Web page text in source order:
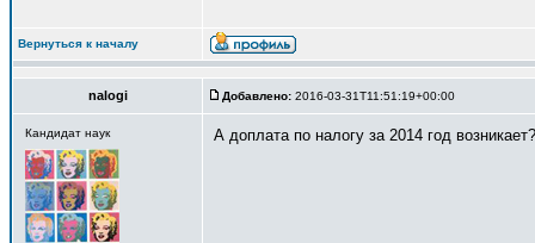
Вернуться к началу
nalogi Добавлено: 2016-03-31T11:51:19+00:00
Кандидат наук А доплата по налогу за 2014 год возникает?